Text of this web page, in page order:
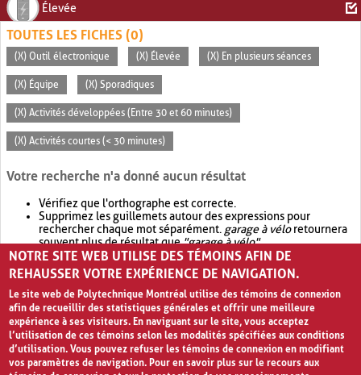
Élevée
TOUTES LES FICHES (0)
(X) Outil électronique (X) Élevée (X) En plusieurs séances
(X) Équipe (X) Sporadiques
(X) Activités développées (Entre 30 et 60 minutes)
(X) Activités courtes (< 30 minutes)
Votre recherche n'a donné aucun résultat
Vérifiez que l'orthographe est correcte.
Supprimez les guillemets autour des expressions pour
rechercher chaque mot séparément. garage à véloretournera
souvent plus de résultat que"garage à vélo".
Envisagez d'élargir votre recherche avec OR.garage OR vélo
retournera souvent plus de résultat quegarage à vélo
NOTRE SITE WEB UTILISE DES TÉMOINS AFIN DE
REHAUSSER VOTRE EXPÉRIENCE DE NAVIGATION.
Le site web de Polytechnique Montréal utilise des témoins de connexion
afin de recueillir des statistiques générales et offrir une meilleure
expérience à ses visiteurs. En naviguant sur le site, vous acceptez
l’utilisation de ces témoins selon les modalités spécifiées aux conditions
d’utilisation. Vous pouvez refuser les témoins de connexion en modifiant
vos paramètres de navigation. Pour en savoir plus sur le recours aux